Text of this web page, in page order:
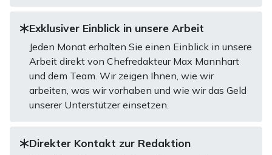
Exklusiver Einblick in unsere Arbeit
Jeden Monat erhalten Sie einen Einblick in unsere
Arbeit direkt von Chefredakteur Max Mannhart
und dem Team. Wir zeigen Ihnen, wie wir
arbeiten, was wir vorhaben und wie wir das Geld
unserer Unterstützer einsetzen.
Direkter Kontakt zur Redaktion